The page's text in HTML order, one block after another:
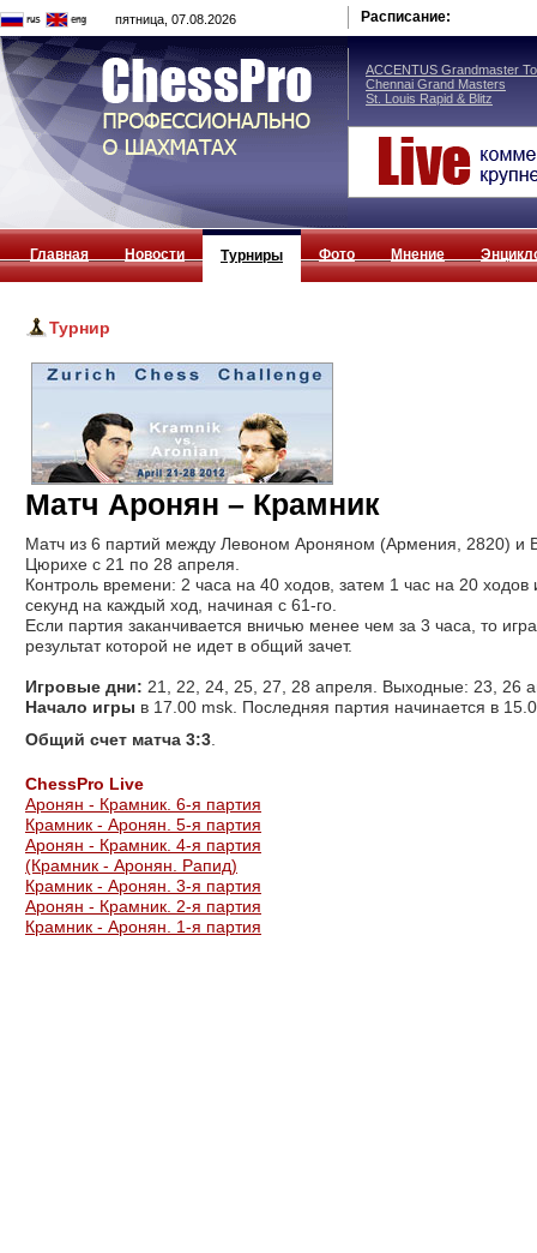
пятница, 07.08.2026 Расписание:
ACCENTUS Grandmaster
Chennai Grand Masters
St. Louis Rapid & Blitz
Главная Новости Турниры Фото Мнение
Турнир
Матч Аронян – Крамник
Матч из 6 партий между Левоном Ароняном (Армения, 2820) и
Цюрихе с 21 по 28 апреля.
Контроль времени: 2 часа на 40 ходов, затем 1 час на 20
секунд на каждый ход, начиная с 61-го.
Если партия заканчивается вничью менее чем за 3 часа, то
результат которой не идет в общий зачет.
Игровые дни: 21, 22, 24, 25, 27, 28 апреля. Выходные: 23, 26
Начало игры в 17.00 msk. Последняя партия начинается в
Общий счет матча 3:3
СhessPro Live
Аронян - Крамник. 6-я партия
Крамник - Аронян. 5-я партия
Аронян - Крамник. 4-я партия
(Крамник - Аронян. Рапид)
Крамник - Аронян. 3-я партия
Аронян - Крамник. 2-я партия
Крамник - Аронян. 1-я партия